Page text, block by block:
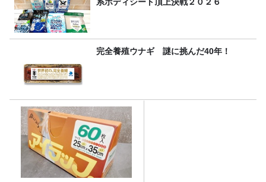
完全養殖ウナギ 謎に挑んだ40年！